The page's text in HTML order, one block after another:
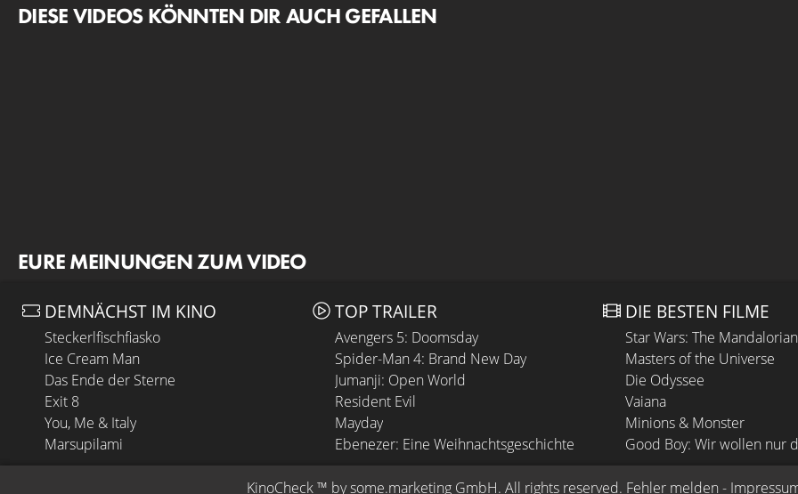
DIESE VIDEOS KÖNNTEN DIR AUCH GEFALLEN
EURE MEINUNGEN ZUM VIDEO
DEMNÄCHST IM KINO
Steckerlfischfiasko
Ice Cream Man
Das Ende der Sterne
Exit 8
You, Me & Italy
Marsupilami
TOP TRAILER
Avengers 5: Doomsday
Spider-Man 4: Brand New Day
Jumanji: Open World
Resident Evil
Mayday
Ebenezer: Eine Weihnachtsgeschichte
DIE BESTEN FILME
Star Wars: The
Masters of the Universe
Die Odyssee
Vaiana
Minions & Monster
Good Boy: Wir wollen nur
KinoCheck ™ by some.marketing GmbH. All rights reserved. Fehler melden -